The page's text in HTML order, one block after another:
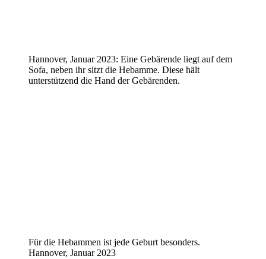
Hannover, Januar 2023: Eine Gebärende liegt auf dem
Sofa, neben ihr sitzt die Hebamme. Diese hält
unterstützend die Hand der Gebärenden.
Für die Hebammen ist jede Geburt besonders.
Hannover, Januar 2023